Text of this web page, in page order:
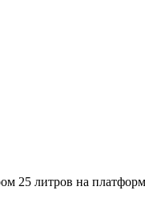
25 литров на